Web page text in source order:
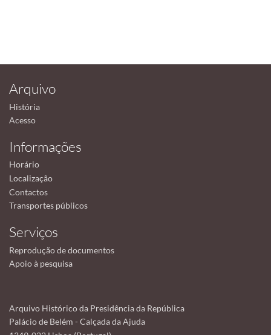
Arquivo
História
Acesso
Informações
Horário
Localização
Contactos
Transportes públicos
Serviços
Reprodução de documentos
Apoio à pesquisa
Arquivo Histórico da Presidência da República
Palácio de Belém - Calçada da Ajuda